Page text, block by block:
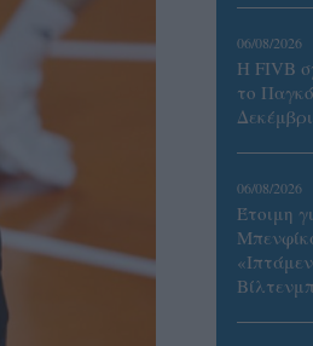
06/08/2026
Η FIVB
το
06/08/2026
Έτοιμη